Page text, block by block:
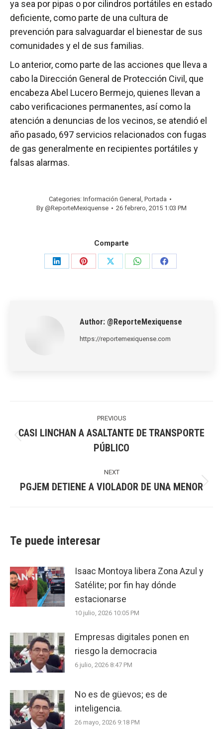
ya sea por pipas o por cilindros portátiles en estado
deficiente, como parte de una cultura de
prevención para salvaguardar el bienestar de sus
comunidades y el de sus familias.
Lo anterior, como parte de las acciones que lleva a
cabo la Dirección General de Protección Civil, que
encabeza Abel Lucero Bermejo, quienes llevan a
cabo verificaciones permanentes, así como la
atención a denuncias de los vecinos, se atendió el
año pasado, 697 servicios relacionados con fugas
de gas generalmente en recipientes portátiles y
falsas alarmas.
Categories: Información General , Portada
By @ReporteMexiquense 26 febrero, 2015 1:03 PM
Comparte
Share
Share
Share
Share
Share
Author: @ReporteMexiquense
https://reportemexiquense.com
PREVIOUS
post:
CASI LINCHAN A ASALTANTE DE TRANSPORTE
PÚBLICO
NEXT
Next
PGJEM DETIENE A VIOLADOR DE UNA MENOR
Te puede interesar
Isaac Montoya libera Zona Azul y
Satélite; por fin hay dónde
estacionarse
10 julio, 2026 10:05 PM
Empresas digitales ponen en
riesgo la democracia
6 julio, 2026 8:47 PM
No es de güevos; es de
inteligencia.
26 mayo, 2026 9:18 PM